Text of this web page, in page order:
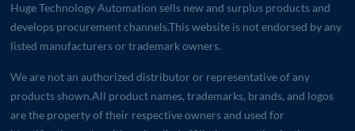
Huge Technology Automation sells new and surplus products and
develops procurement channels.This website is not endorsed by any
listed manufacturers or trademark owners.
We are not an authorized distributor or representative of any
products shown.All product names, trademarks, brands, and logos
are the property of their respective owners and used for